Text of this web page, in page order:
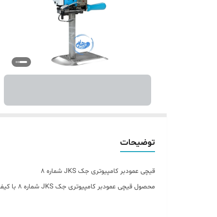
توضیحات
قیچی عمودبر کامپیوتری جک JKS شماره ۸
محصول قیچی عمودبر کامپیوتری جک JKS شماره ۸ با کیفیت عالی.